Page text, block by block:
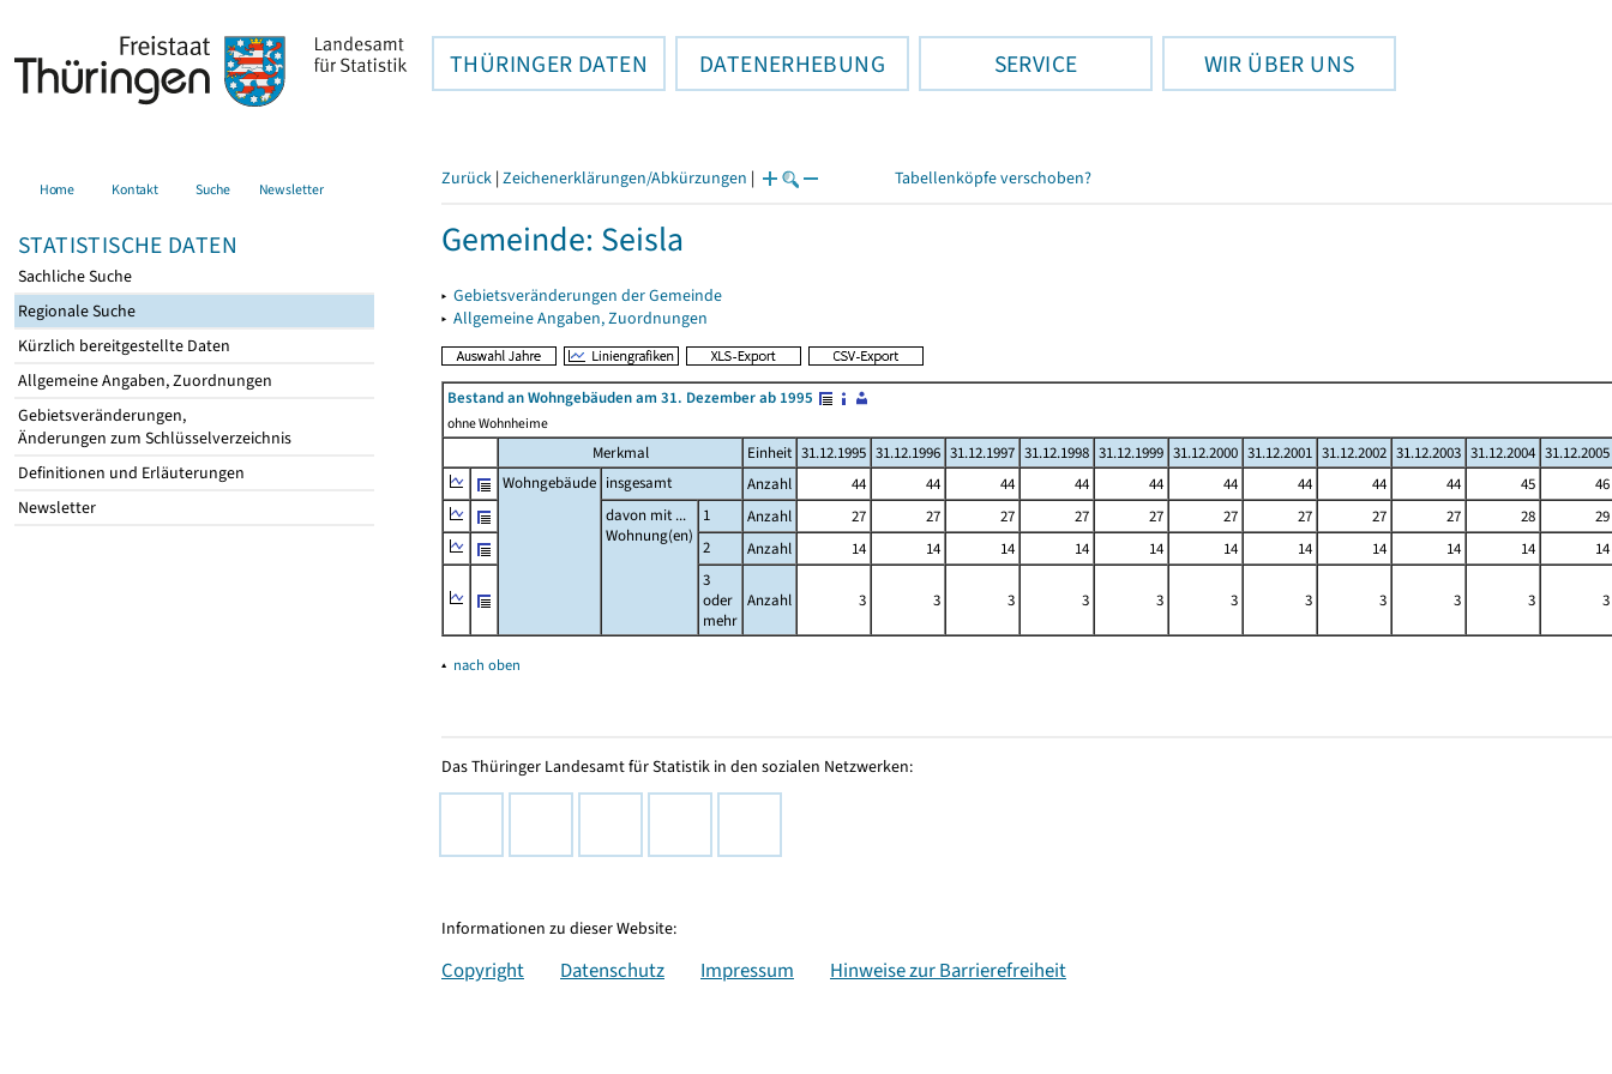
THÜRINGER DATEN DATENERHEBUNG SERVICE WIR ÜBER UNS
Home Kontakt Suche Newsletter
STATISTISCHE DATEN
Sachliche Suche
Regionale Suche
Kürzlich bereitgestellte Daten
Allgemeine Angaben, Zuordnungen
Gebietsveränderungen,
Änderungen zum Schlüsselverzeichnis
Definitionen und Erläuterungen
Newsletter
Zurück | Zeichenerklärungen/Abkürzungen | Tabellenköpfe verschoben?
Gemeinde: Seisla
▸ Gebietsveränderungen der Gemeinde
▸ Allgemeine Angaben, Zuordnungen
Bestand an Wohngebäuden am 31. Dezember ab 1995
ohne Wohnheime
Merkmal Einheit 31.12.1995 31.12.1996 31.12.1997 31.12.1998 31.12.1999 31.12.2000 31.12.2001 31.12.2002 31.12.2003 31.12.2004 31.12.2005
Wohngebäude insgesamt Anzahl 44 44 44 44 44 44 44 44 44 45
46
davon mit ...
Wohnung(en)
1 Anzahl 27 27 27 27 27 27 27 27 27 28
29
2
Anzahl 14 14 14 14 14 14 14 14 14 14
14
3
oder
mehr
Anzahl 3 3 3 3 3 3 3 3 3 3 3
▴ nach oben
Das Thüringer Landesamt für Statistik in den sozialen Netzwerken:
Informationen zu dieser Website:
Copyright Datenschutz Impressum Hinweise zur Barrierefreiheit